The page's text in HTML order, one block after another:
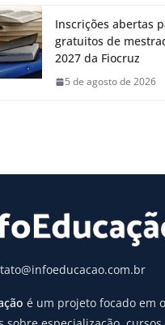
Inscrições abertas
gratuitos de
2027 da Fiocruz
5 de agosto de 2026
é um projeto focado em